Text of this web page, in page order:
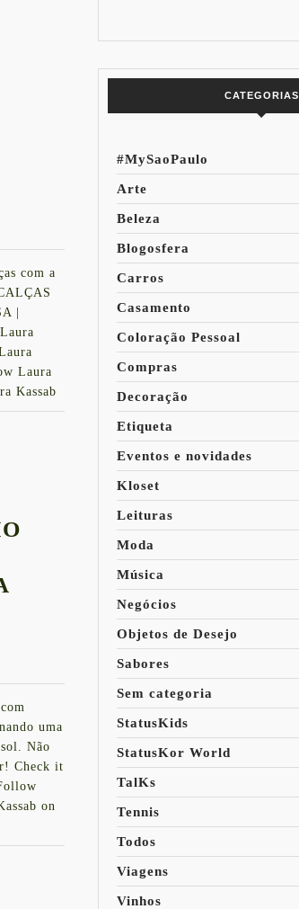
com a
|
Laura
Kassab
uma
Não
Check it
on
CATEGORIAS
#MySaoPaulo
Arte
Beleza
Blogosfera
Carros
Casamento
Coloração Pessoal
Compras
Decoração
Etiqueta
Eventos e novidades
Kloset
Leituras
Moda
Música
Negócios
Objetos de Desejo
Sabores
Sem categoria
StatusKids
StatusKor World
TalKs
Tennis
Todos
Viagens
Vinhos